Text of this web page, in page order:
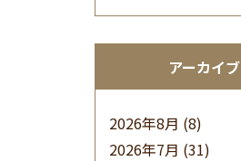
アーカイブ
2026年8月 (8)
2026年7月 (31)